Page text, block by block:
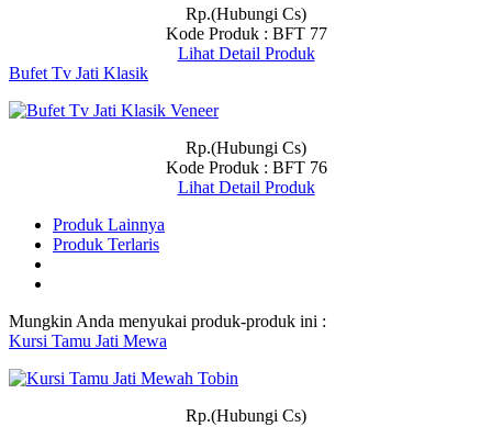
Rp.(Hubungi Cs)
Kode Produk : BFT 77
Lihat Detail Produk
Bufet Tv Jati Klasik
Rp.(Hubungi Cs)
Kode Produk : BFT 76
Lihat Detail Produk
Produk Lainnya
Produk Terlaris
Mungkin Anda menyukai produk-produk ini :
Kursi Tamu Jati Mewa
Rp.(Hubungi Cs)